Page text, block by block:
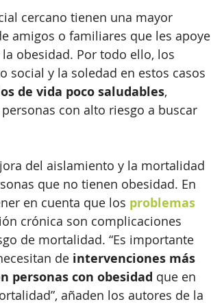
cercano tienen una mayor
amigos o familiares que les apoye
obesidad. Por todo ello, los
social y la soledad en estos casos
de vida poco saludables,
con alto riesgo a buscar
del aislamiento y la mortalidad
que no tienen obesidad. En
en cuenta que los problemas
crónica son complicaciones
de mortalidad. “Es importante
de intervenciones más
personas con obesidad que en
añaden los autores de la